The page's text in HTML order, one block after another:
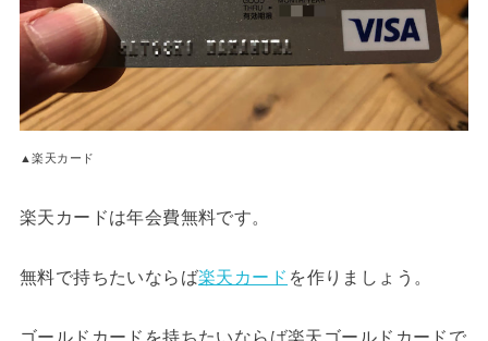
▲楽天カード
楽天カードは年会費無料です。
無料で持ちたいならば楽天カード を作りましょう。
ゴールドカードを持ちたいならば楽天ゴールドカードで